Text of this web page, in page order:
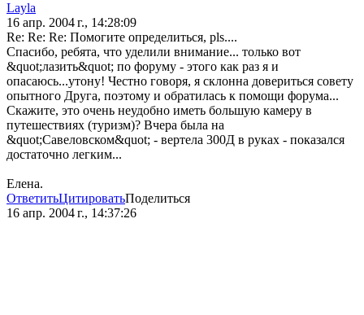
Layla
16 апр. 2004 г., 14:28:09
Re: Re: Re: Помогите определиться, pls....
Cпасибо, ребята, что уделили внимание... только вот
&quot;лазить&quot; по форуму - этого как раз я и
опасаюсь...утону! Честно говоря, я склонна довериться совету
опытного Друга, поэтому и обратилась к помощи форума...
Скажите, это очень неудобно иметь большую камеру в
путешествиях (туризм)? Вчера была на
&quot;Савеловском&quot; - вертела 300Д в руках - показался
достаточно легким...
Елена.
ОтветитьЦитироватьПоделиться
16 апр. 2004 г., 14:37:26